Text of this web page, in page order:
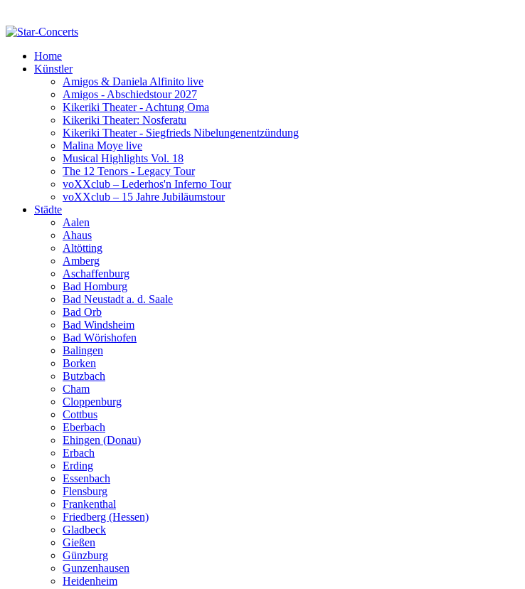
Home
Künstler
Amigos & Daniela Alfinito live
Amigos - Abschiedstour 2027
Kikeriki Theater - Achtung Oma
Kikeriki Theater: Nosferatu
Kikeriki Theater - Siegfrieds Nibelungenentzündung
Malina Moye live
Musical Highlights Vol. 18
The 12 Tenors - Legacy Tour
voXXclub – Lederhos'n Inferno Tour
voXXclub – 15 Jahre Jubiläumstour
Städte
Aalen
Ahaus
Altötting
Amberg
Aschaffenburg
Bad Homburg
Bad Neustadt a. d. Saale
Bad Orb
Bad Windsheim
Bad Wörishofen
Balingen
Borken
Butzbach
Cham
Cloppenburg
Cottbus
Eberbach
Ehingen (Donau)
Erbach
Erding
Essenbach
Flensburg
Frankenthal
Friedberg (Hessen)
Gladbeck
Gießen
Günzburg
Gunzenhausen
Heidenheim